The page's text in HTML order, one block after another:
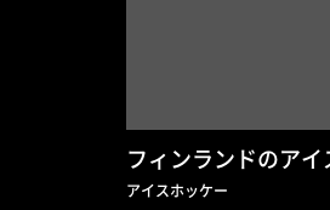
フィンランドのア
アイスホッケー